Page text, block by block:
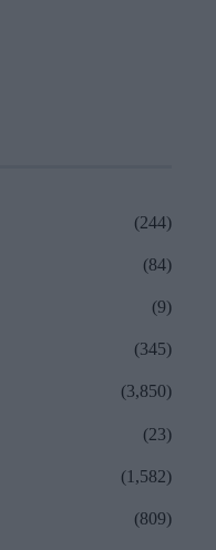
(244)
(84)
(9)
(345)
(3,850)
(23)
(1,582)
(809)